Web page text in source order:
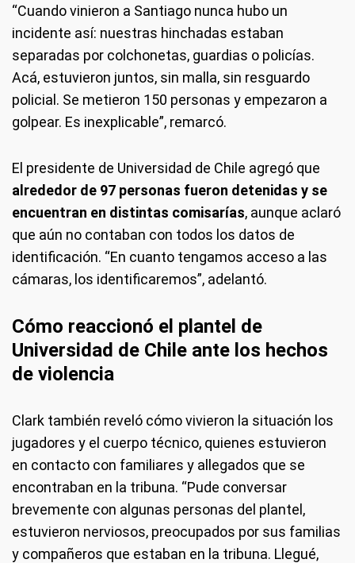
“Cuando vinieron a Santiago nunca hubo un
incidente así: nuestras hinchadas estaban
separadas por colchonetas, guardias o policías.
Acá, estuvieron juntos, sin malla, sin resguardo
policial. Se metieron 150 personas y empezaron a
golpear. Es inexplicable”, remarcó.
El presidente de Universidad de Chile agregó que
alrededor de 97 personas fueron detenidas y se
encuentran en distintas comisarías, aunque aclaró
que aún no contaban con todos los datos de
identificación. “En cuanto tengamos acceso a las
cámaras, los identificaremos”, adelantó.
Cómo reaccionó el plantel de
Universidad de Chile ante los hechos
de violencia
Clark también reveló cómo vivieron la situación los
jugadores y el cuerpo técnico, quienes estuvieron
en contacto con familiares y allegados que se
encontraban en la tribuna. “Pude conversar
brevemente con algunas personas del plantel,
estuvieron nerviosos, preocupados por sus familias
y compañeros que estaban en la tribuna. Llegué,